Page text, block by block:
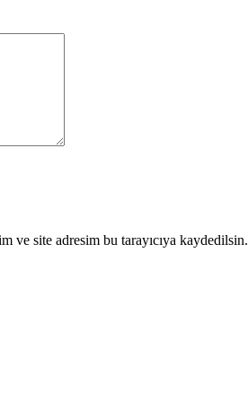
ve site adresim bu tarayıcıya kaydedilsin.